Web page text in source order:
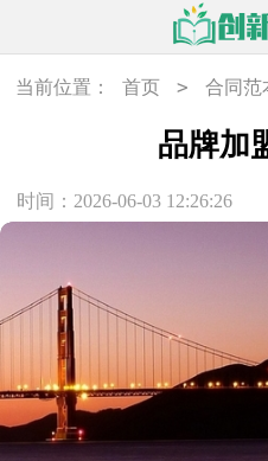
当前位置： 首页 > 合同范
品牌加
时间：2026-06-03 12:26:26